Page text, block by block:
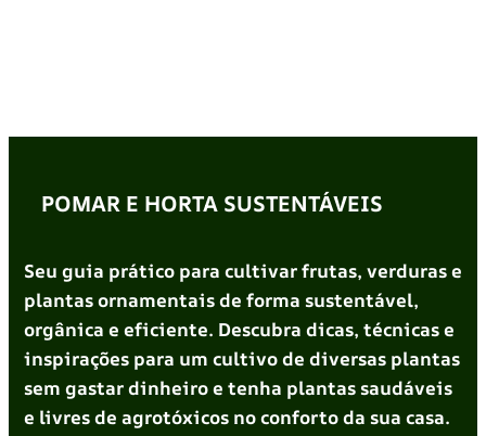
POMAR E HORTA SUSTENTÁVEIS
Seu guia prático para cultivar frutas, verduras e
plantas ornamentais de forma sustentável,
orgânica e eficiente. Descubra dicas, técnicas e
inspirações para um cultivo de diversas plantas
sem gastar dinheiro e tenha plantas saudáveis
e livres de agrotóxicos no conforto da sua casa.